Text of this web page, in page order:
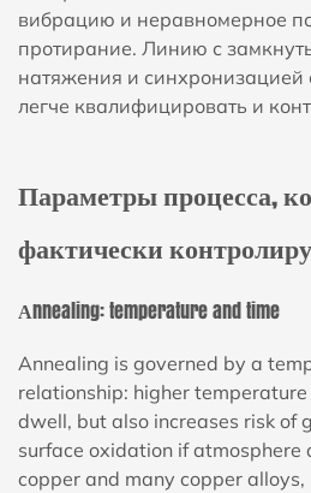
вибрацию и неравномерное
протирание. Линию с
натяжения и синхронизацией
легче квалифицировать и
Параметры процесса,
фактически
Аnnealing: temperature and time
Аnnealing is governed by a
relationship: higher
dwell, but also increases risk of
surface oxidation if atmosphere
copper and many copper alloys,